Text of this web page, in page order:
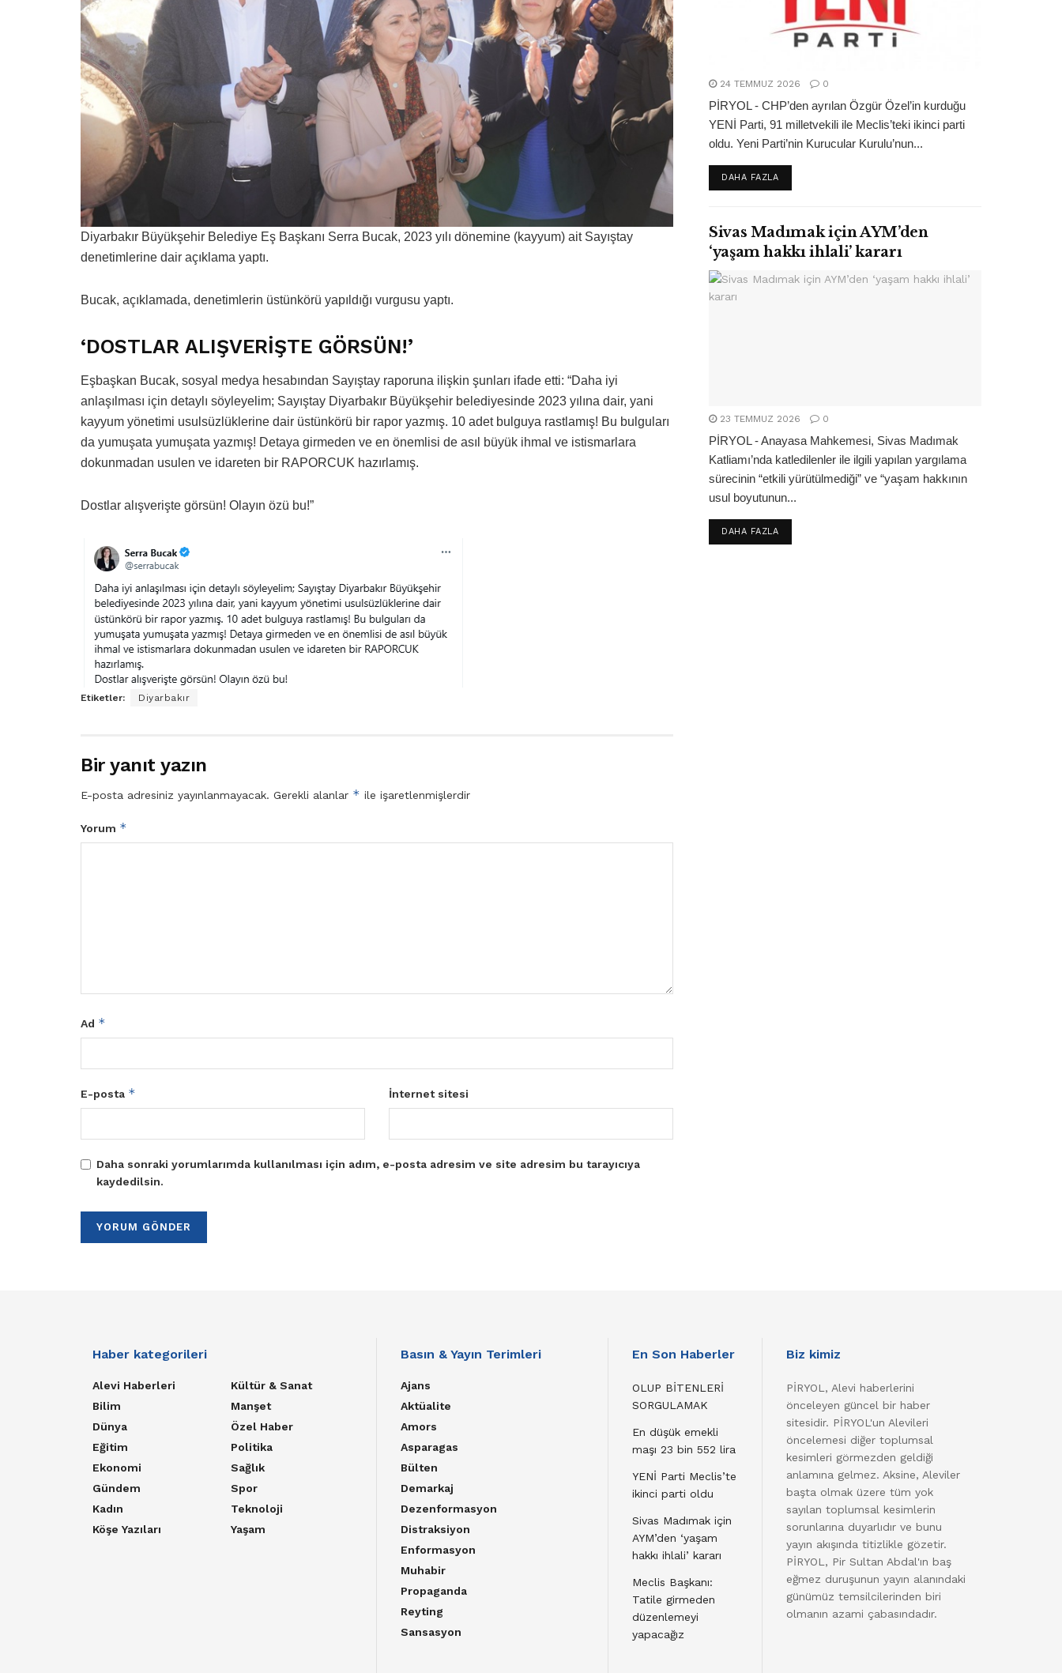
Diyarbakır Büyükşehir Belediye Eş Başkanı Serra Bucak, 2023 yılı dönemine (kayyum) ait Sayıştay
denetimlerine dair açıklama yaptı.
Bucak, açıklamada, denetimlerin üstünkörü yapıldığı vurgusu yaptı.
‘DOSTLAR ALIŞVERİŞTE GÖRSÜN!’
Eşbaşkan Bucak, sosyal medya hesabından Sayıştay raporuna ilişkin şunları ifade etti: “Daha iyi
anlaşılması için detaylı söyleyelim; Sayıştay Diyarbakır Büyükşehir belediyesinde 2023 yılına dair, yani
kayyum yönetimi usulsüzlüklerine dair üstünkörü bir rapor yazmış. 10 adet bulguya rastlamış! Bu bulguları
da yumuşata yumuşata yazmış! Detaya girmeden ve en önemlisi de asıl büyük ihmal ve istismarlara
dokunmadan usulen ve idareten bir RAPORCUK hazırlamış.
Dostlar alışverişte görsün! Olayın özü bu!”
Etiketler: Diyarbakır
Bir yanıt yazın
E-posta adresiniz yayınlanmayacak. Gerekli alanlar * ile işaretlenmişlerdir
Yorum *
Ad *
E-posta * İnternet sitesi
Daha sonraki yorumlarımda kullanılması için adım, e-posta adresim ve site adresim bu tarayıcıya
kaydedilsin.
24 TEMMUZ 2026 0
PİRYOL - CHP’den ayrılan Özgür Özel’in kurduğu
YENİ Parti, 91 milletvekili ile Meclis’teki ikinci parti
oldu. Yeni Parti’nin Kurucular Kurulu’nun...
DAHA FAZLADETAILS
Sivas Madımak için AYM’den
‘yaşam hakkı ihlali’ kararı
23 TEMMUZ 2026 0
PİRYOL - Anayasa Mahkemesi, Sivas Madımak
Katliamı’nda katledilenler ile ilgili yapılan yargılama
sürecinin “etkili yürütülmediği” ve “yaşam hakkının
usul boyutunun...
DAHA FAZLADETAILS
Haber kategorileri
Alevi Haberleri
Bilim
Dünya
Eğitim
Ekonomi
Gündem
Kadın
Köşe Yazıları
Kültür & Sanat
Manşet
Özel Haber
Politika
Sağlık
Spor
Teknoloji
Yaşam
Basın & Yayın Terimleri
Ajans
Aktüalite
Amors
Asparagas
Bülten
Demarkaj
Dezenformasyon
Distraksiyon
Enformasyon
Muhabir
Propaganda
Reyting
Sansasyon
En Son Haberler
OLUP BİTENLERİ
SORGULAMAK
En düşük emekli
maşı 23 bin 552 lira
YENİ Parti Meclis’te
ikinci parti oldu
Sivas Madımak için
AYM’den ‘yaşam
hakkı ihlali’ kararı
Meclis Başkanı:
Tatile girmeden
düzenlemeyi
yapacağız
Biz kimiz
PİRYOL, Alevi haberlerini
önceleyen güncel bir haber
sitesidir. PİRYOL'un Alevileri
öncelemesi diğer toplumsal
kesimleri görmezden geldiği
anlamına gelmez. Aksine, Aleviler
başta olmak üzere tüm yok
sayılan toplumsal kesimlerin
sorunlarına duyarlıdır ve bunu
yayın akışında titizlikle gözetir.
PİRYOL, Pir Sultan Abdal'ın baş
eğmez duruşunun yayın alanındaki
günümüz temsilcilerinden biri
olmanın azami çabasındadır.